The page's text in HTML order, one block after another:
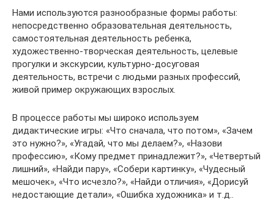
Нами используются разнообразные формы работы:
непосредственно образовательная деятельность,
самостоятельная деятельность ребенка,
художественно-творческая деятельность, целевые
прогулки и экскурсии, культурно-досуговая
деятельность, встречи с людьми разных профессий,
живой пример окружающих взрослых.
В процессе работы мы широко используем
дидактические игры: «Что сначала, что потом», «Зачем
это нужно?», «Угадай, что мы делаем?», «Назови
профессию», «Кому предмет принадлежит?», «Четвертый
лишний», «Найди пару», «Собери картинку», «Чудесный
мешочек», «Что исчезло?», «Найди отличия», «Дорисуй
недостающие детали», «Ошибка художника» и т.д..